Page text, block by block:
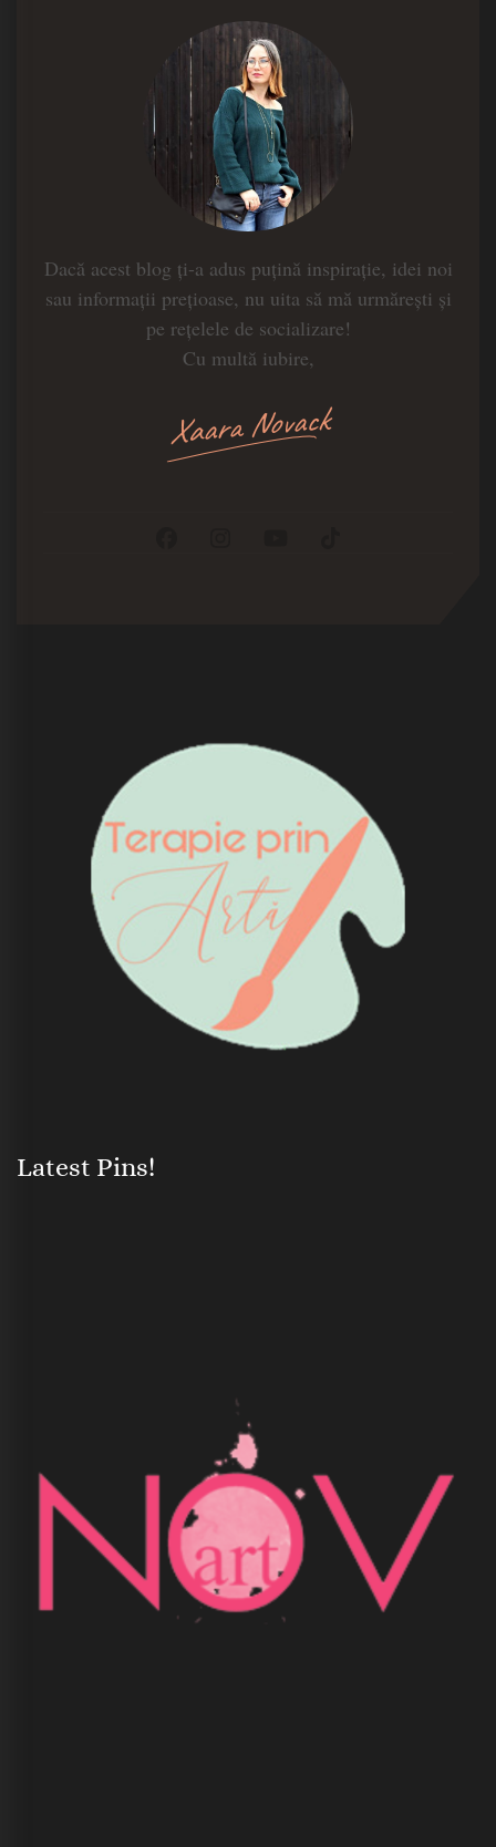
Dacă acest blog ți-a adus puțină inspirație, idei noi
sau informații prețioase, nu uita să mă urmărești și
pe rețelele de socializare!
Cu multă iubire,
Xaara Novack
Latest Pins!